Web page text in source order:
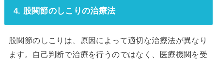
4. 股関節のしこりの治療法
股関節のしこりは、原因によって適切な治療法が異なり
ます。自己判断で治療を行うのではなく、医療機関を受